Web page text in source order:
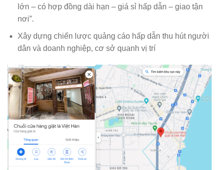
lớn – có hợp đồng dài hạn – giá sỉ hấp dẫn – giao tận
nơi”.
Xây dựng chiến lược quảng cáo hấp dẫn thu hút người
dân và doanh nghiệp, cơ sở quanh vị trí